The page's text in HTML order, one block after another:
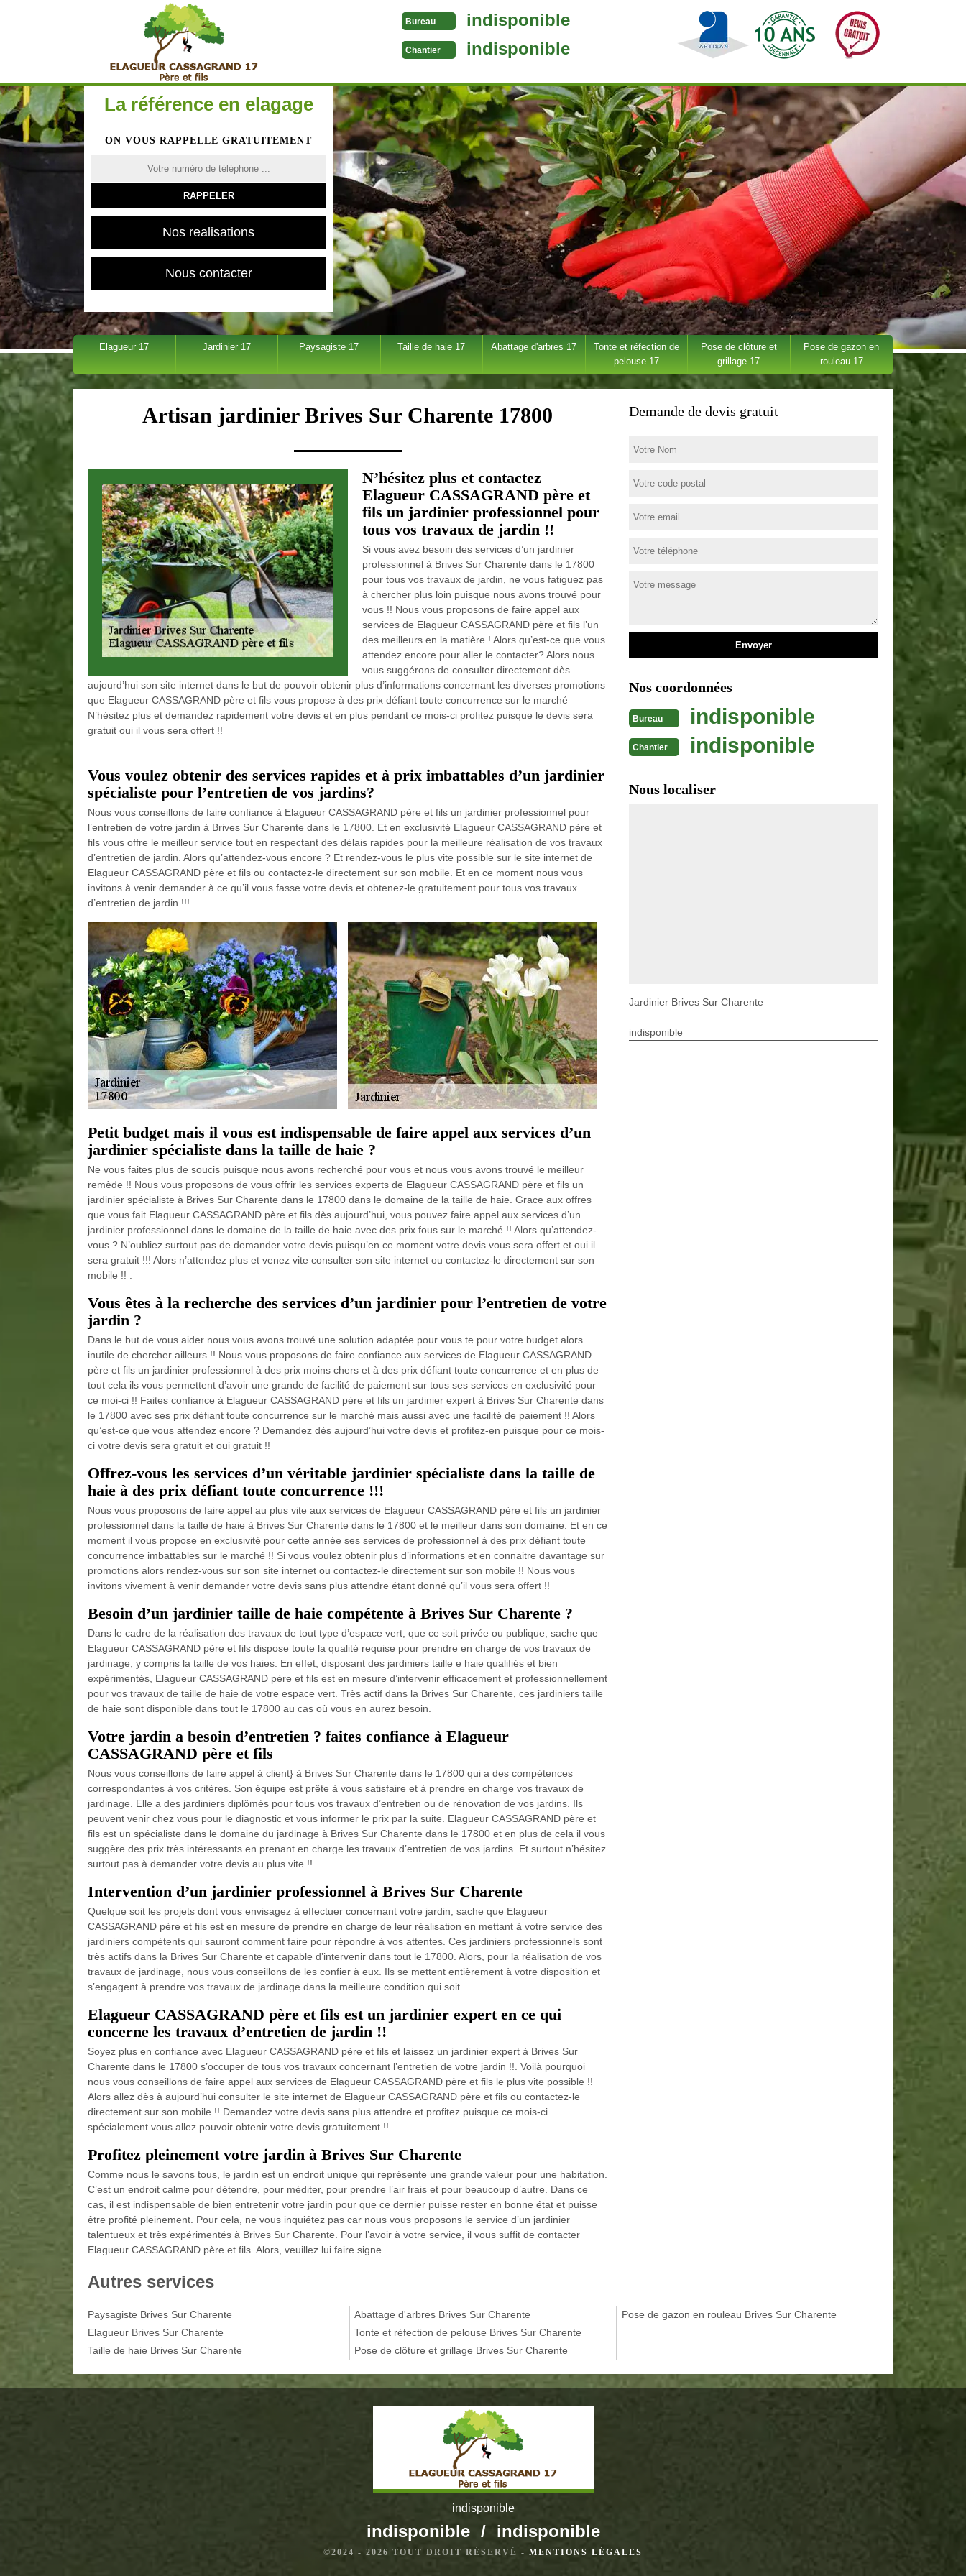
Bureau indisponible
Chantier indisponible
La référence en elagage
ON VOUS RAPPELLE GRATUITEMENT
Nos realisations
Nous contacter
Elagueur 17 Jardinier 17 Paysagiste 17 Taille de haie 17 Abattage d'arbres 17
Tonte et réfection de
pelouse 17
Pose de clôture et
grillage 17
Pose de gazon en
rouleau 17
Artisan jardinier Brives Sur Charente 17800
N’hésitez plus et contactez
Elagueur CASSAGRAND père et
fils un jardinier professionnel pour
tous vos travaux de jardin !!
Si vous avez besoin des services d’un jardinier
professionnel à Brives Sur Charente dans le 17800
pour tous vos travaux de jardin, ne vous fatiguez pas
à chercher plus loin puisque nous avons trouvé pour
vous !! Nous vous proposons de faire appel aux
services de Elagueur CASSAGRAND père et fils l’un
des meilleurs en la matière ! Alors qu’est-ce que vous
attendez encore pour aller le contacter? Alors nous
vous suggérons de consulter directement dès
aujourd’hui son site internet dans le but de pouvoir obtenir plus d’informations concernant les diverses promotions
que Elagueur CASSAGRAND père et fils vous propose à des prix défiant toute concurrence sur le marché
N’hésitez plus et demandez rapidement votre devis et en plus pendant ce mois-ci profitez puisque le devis sera
gratuit oui il vous sera offert !!
Vous voulez obtenir des services rapides et à prix imbattables d’un jardinier
spécialiste pour l’entretien de vos jardins?
Nous vous conseillons de faire confiance à Elagueur CASSAGRAND père et fils un jardinier professionnel pour
l’entretien de votre jardin à Brives Sur Charente dans le 17800. Et en exclusivité Elagueur CASSAGRAND père et
fils vous offre le meilleur service tout en respectant des délais rapides pour la meilleure réalisation de vos travaux
d’entretien de jardin. Alors qu’attendez-vous encore ? Et rendez-vous le plus vite possible sur le site internet de
Elagueur CASSAGRAND père et fils ou contactez-le directement sur son mobile. Et en ce moment nous vous
invitons à venir demander à ce qu’il vous fasse votre devis et obtenez-le gratuitement pour tous vos travaux
d’entretien de jardin !!!
Petit budget mais il vous est indispensable de faire appel aux services d’un
jardinier spécialiste dans la taille de haie ?
Ne vous faites plus de soucis puisque nous avons recherché pour vous et nous vous avons trouvé le meilleur
remède !! Nous vous proposons de vous offrir les services experts de Elagueur CASSAGRAND père et fils un
jardinier spécialiste à Brives Sur Charente dans le 17800 dans le domaine de la taille de haie. Grace aux offres
que vous fait Elagueur CASSAGRAND père et fils dès aujourd’hui, vous pouvez faire appel aux services d’un
jardinier professionnel dans le domaine de la taille de haie avec des prix fous sur le marché !! Alors qu’attendez-
vous ? N’oubliez surtout pas de demander votre devis puisqu’en ce moment votre devis vous sera offert et oui il
sera gratuit !!! Alors n’attendez plus et venez vite consulter son site internet ou contactez-le directement sur son
mobile !! .
Vous êtes à la recherche des services d’un jardinier pour l’entretien de votre
jardin ?
Dans le but de vous aider nous vous avons trouvé une solution adaptée pour vous te pour votre budget alors
inutile de chercher ailleurs !! Nous vous proposons de faire confiance aux services de Elagueur CASSAGRAND
père et fils un jardinier professionnel à des prix moins chers et à des prix défiant toute concurrence et en plus de
tout cela ils vous permettent d’avoir une grande de facilité de paiement sur tous ses services en exclusivité pour
ce moi-ci !! Faites confiance à Elagueur CASSAGRAND père et fils un jardinier expert à Brives Sur Charente dans
le 17800 avec ses prix défiant toute concurrence sur le marché mais aussi avec une facilité de paiement !! Alors
qu’est-ce que vous attendez encore ? Demandez dès aujourd’hui votre devis et profitez-en puisque pour ce mois-
ci votre devis sera gratuit et oui gratuit !!
Offrez-vous les services d’un véritable jardinier spécialiste dans la taille de
haie à des prix défiant toute concurrence !!!
Nous vous proposons de faire appel au plus vite aux services de Elagueur CASSAGRAND père et fils un jardinier
professionnel dans la taille de haie à Brives Sur Charente dans le 17800 et le meilleur dans son domaine. Et en ce
moment il vous propose en exclusivité pour cette année ses services de professionnel à des prix défiant toute
concurrence imbattables sur le marché !! Si vous voulez obtenir plus d’informations et en connaitre davantage sur
promotions alors rendez-vous sur son site internet ou contactez-le directement sur son mobile !! Nous vous
invitons vivement à venir demander votre devis sans plus attendre étant donné qu’il vous sera offert !!
Besoin d’un jardinier taille de haie compétente à Brives Sur Charente ?
Dans le cadre de la réalisation des travaux de tout type d’espace vert, que ce soit privée ou publique, sache que
Elagueur CASSAGRAND père et fils dispose toute la qualité requise pour prendre en charge de vos travaux de
jardinage, y compris la taille de vos haies. En effet, disposant des jardiniers taille e haie qualifiés et bien
expérimentés, Elagueur CASSAGRAND père et fils est en mesure d’intervenir efficacement et professionnellement
pour vos travaux de taille de haie de votre espace vert. Très actif dans la Brives Sur Charente, ces jardiniers taille
de haie sont disponible dans tout le 17800 au cas où vous en aurez besoin.
Votre jardin a besoin d’entretien ? faites confiance à Elagueur
CASSAGRAND père et fils
Nous vous conseillons de faire appel à client} à Brives Sur Charente dans le 17800 qui a des compétences
correspondantes à vos critères. Son équipe est prête à vous satisfaire et à prendre en charge vos travaux de
jardinage. Elle a des jardiniers diplômés pour tous vos travaux d’entretien ou de rénovation de vos jardins. Ils
peuvent venir chez vous pour le diagnostic et vous informer le prix par la suite. Elagueur CASSAGRAND père et
fils est un spécialiste dans le domaine du jardinage à Brives Sur Charente dans le 17800 et en plus de cela il vous
suggère des prix très intéressants en prenant en charge les travaux d’entretien de vos jardins. Et surtout n’hésitez
surtout pas à demander votre devis au plus vite !!
Intervention d’un jardinier professionnel à Brives Sur Charente
Quelque soit les projets dont vous envisagez à effectuer concernant votre jardin, sache que Elagueur
CASSAGRAND père et fils est en mesure de prendre en charge de leur réalisation en mettant à votre service des
jardiniers compétents qui sauront comment faire pour répondre à vos attentes. Ces jardiniers professionnels sont
très actifs dans la Brives Sur Charente et capable d’intervenir dans tout le 17800. Alors, pour la réalisation de vos
travaux de jardinage, nous vous conseillons de les confier à eux. Ils se mettent entièrement à votre disposition et
s’engagent à prendre vos travaux de jardinage dans la meilleure condition qui soit.
Elagueur CASSAGRAND père et fils est un jardinier expert en ce qui
concerne les travaux d’entretien de jardin !!
Soyez plus en confiance avec Elagueur CASSAGRAND père et fils et laissez un jardinier expert à Brives Sur
Charente dans le 17800 s’occuper de tous vos travaux concernant l’entretien de votre jardin !!. Voilà pourquoi
nous vous conseillons de faire appel aux services de Elagueur CASSAGRAND père et fils le plus vite possible !!
Alors allez dès à aujourd’hui consulter le site internet de Elagueur CASSAGRAND père et fils ou contactez-le
directement sur son mobile !! Demandez votre devis sans plus attendre et profitez puisque ce mois-ci
spécialement vous allez pouvoir obtenir votre devis gratuitement !!
Profitez pleinement votre jardin à Brives Sur Charente
Comme nous le savons tous, le jardin est un endroit unique qui représente une grande valeur pour une habitation.
C’est un endroit calme pour détendre, pour méditer, pour prendre l’air frais et pour beaucoup d’autre. Dans ce
cas, il est indispensable de bien entretenir votre jardin pour que ce dernier puisse rester en bonne état et puisse
être profité pleinement. Pour cela, ne vous inquiétez pas car nous vous proposons le service d’un jardinier
talentueux et très expérimentés à Brives Sur Charente. Pour l’avoir à votre service, il vous suffit de contacter
Elagueur CASSAGRAND père et fils. Alors, veuillez lui faire signe.
Demande de devis gratuit
Nos coordonnées
Bureau indisponible
Chantier indisponible
Nous localiser
Jardinier Brives Sur Charente
indisponible
Autres services
Paysagiste Brives Sur Charente
Elagueur Brives Sur Charente
Taille de haie Brives Sur Charente
Abattage d'arbres Brives Sur Charente
Tonte et réfection de pelouse Brives Sur Charente
Pose de clôture et grillage Brives Sur Charente
Pose de gazon en rouleau Brives Sur Charente
indisponible
indisponible / indisponible
©2024 - 2026 TOUT DROIT RÉSERVÉ - MENTIONS LÉGALES